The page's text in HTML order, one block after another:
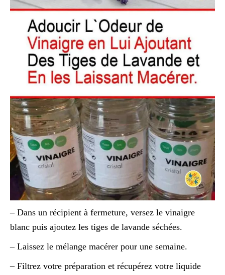
– Dans un récipient à fermeture, versez le vinaigre
blanc puis ajoutez les tiges de lavande séchées.
– Laissez le mélange macérer pour une semaine.
– Filtrez votre préparation et récupérez votre liquide